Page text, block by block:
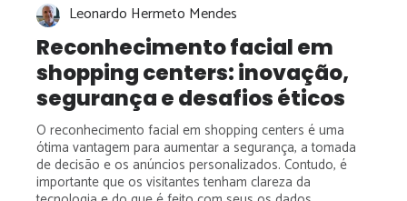
Leonardo Hermeto Mendes
Reconhecimento facial em
shopping centers: inovação,
segurança e desafios éticos
O reconhecimento facial em shopping centers é uma
ótima vantagem para aumentar a segurança, a tomada
de decisão e os anúncios personalizados. Contudo, é
importante que os visitantes tenham clareza da